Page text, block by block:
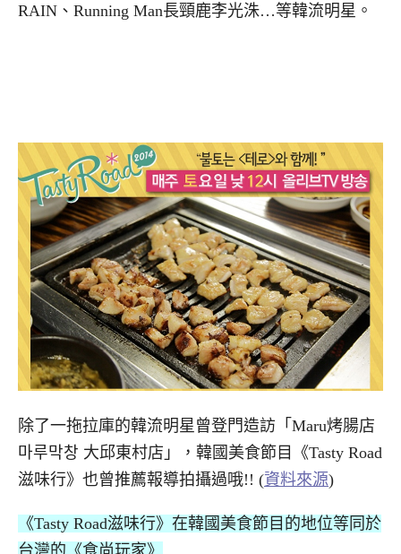
RAIN、Running Man長頸鹿李光洙…等韓流明星。
除了一拖拉庫的韓流明星曾登門造訪「Maru烤腸店
마루막창 大邱東村店」，韓國美食節目《Tasty Road
滋味行》也曾推薦報導拍攝過哦!! (資料來源)
《Tasty Road滋味行》在韓國美食節目的地位等同於
台灣的《食尚玩家》